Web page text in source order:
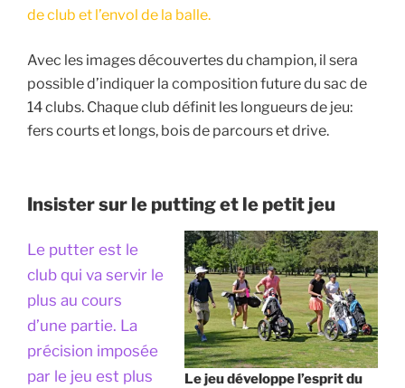
de club et l’envol de la balle.
Avec les images découvertes du champion, il sera
possible d’indiquer la composition future du sac de
14 clubs. Chaque club définit les longueurs de jeu:
fers courts et longs, bois de parcours et drive.
Insister sur le putting et le petit jeu
Le jeu développe l’esprit du
Le putter est le
club qui va servir le
plus au cours
d’une partie. La
précision imposée
par le jeu est plus